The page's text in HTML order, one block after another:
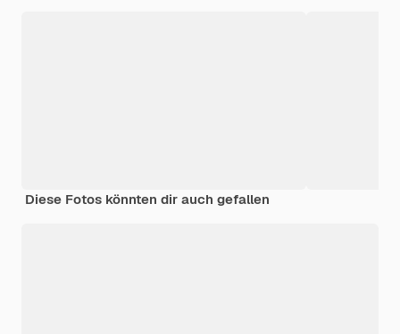
Diese Fotos könnten dir auch gefallen